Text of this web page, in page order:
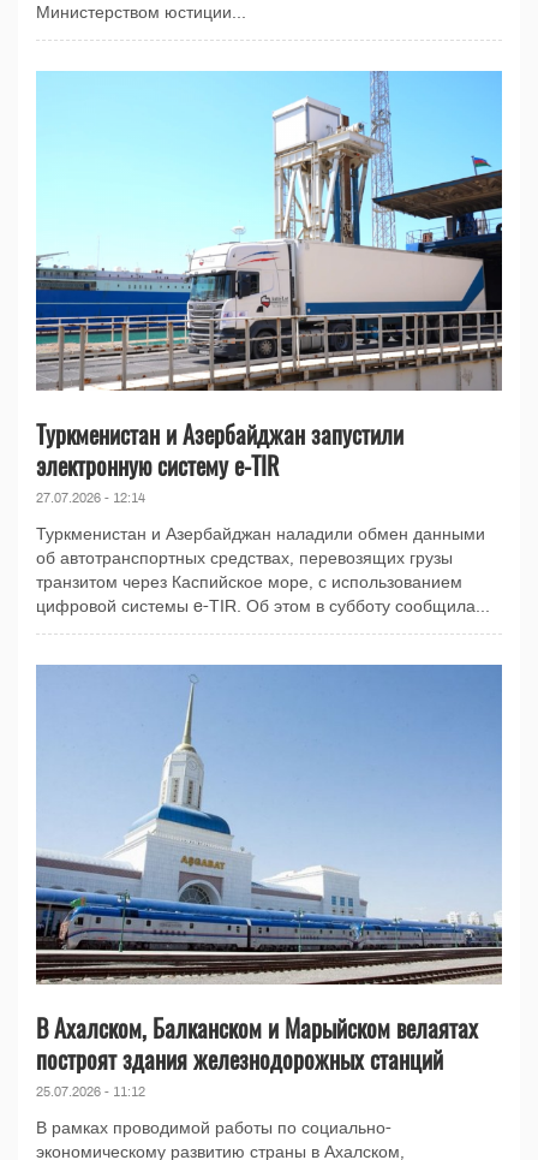
Министерством юстиции...
Туркменистан и Азербайджан запустили
электронную систему e-TIR
27.07.2026 - 12:14
Туркменистан и Азербайджан наладили обмен данными
об автотранспортных средствах, перевозящих грузы
транзитом через Каспийское море, с использованием
цифровой системы e-TIR. Об этом в субботу сообщила...
В Ахалском, Балканском и Марыйском велаятах
построят здания железнодорожных станций
25.07.2026 - 11:12
В рамках проводимой работы по социально-
экономическому развитию страны в Ахалском,